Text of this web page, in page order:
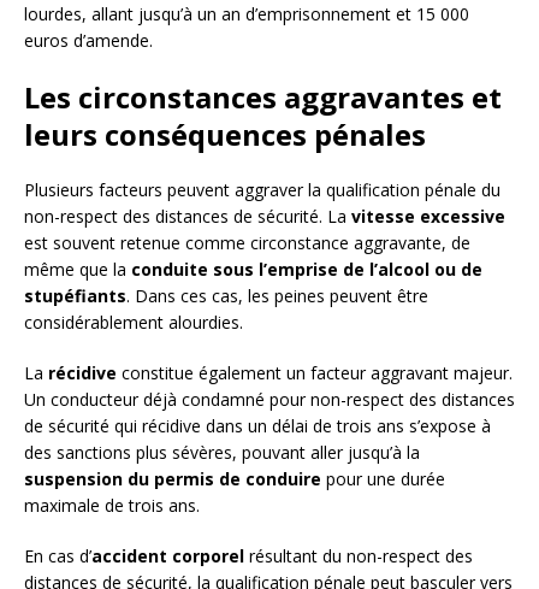
lourdes, allant jusqu’à un an d’emprisonnement et 15 000
euros d’amende.
Les circonstances aggravantes et
leurs conséquences pénales
Plusieurs facteurs peuvent aggraver la qualification pénale du
non-respect des distances de sécurité. La vitesse excessive
est souvent retenue comme circonstance aggravante, de
même que la conduite sous l’emprise de l’alcool ou de
stupéfiants. Dans ces cas, les peines peuvent être
considérablement alourdies.
La récidive constitue également un facteur aggravant majeur.
Un conducteur déjà condamné pour non-respect des distances
de sécurité qui récidive dans un délai de trois ans s’expose à
des sanctions plus sévères, pouvant aller jusqu’à la
suspension du permis de conduire pour une durée
maximale de trois ans.
En cas d’accident corporel résultant du non-respect des
distances de sécurité, la qualification pénale peut basculer vers